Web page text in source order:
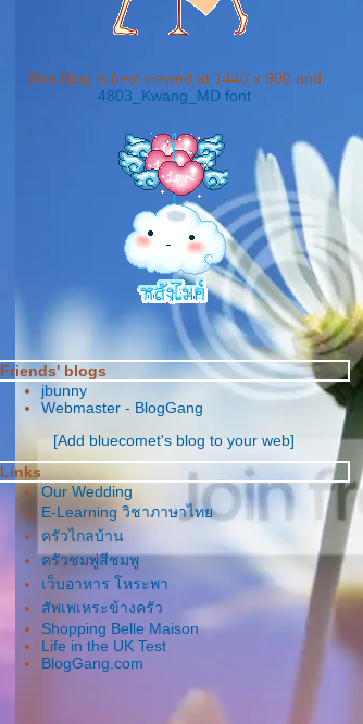
This Blog is best viewed at 1440 x 900 and
4803_Kwang_MD font
Friends' blogs
jbunny
Webmaster - BlogGang
[Add bluecomet's blog to your web]
Links
Our Wedding
E-Learning วิชาภาษาไท
ครัวไกลบ้าน
ครัวชมพู่สีชมพู
เว็บอาหาร โหระพา
สัพเพเหระข้างครัว
Shopping Belle Maison
Life in the UK Test
BlogGang.com